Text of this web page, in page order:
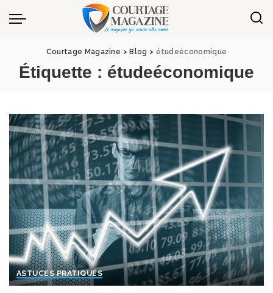
Panneau de gestion des cookies
Courtage Magazine > Blog > étudeéconomique
Étiquette : étudeéconomique
ASTUCES PRATIQUES